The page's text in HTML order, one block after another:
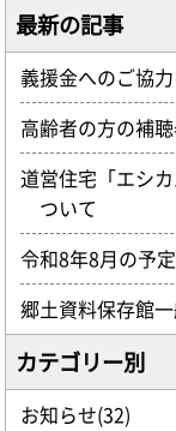
最新の記事
義援金へのご協
高齢者の方の補
道営住宅「エシ
ついて
令和8年8月の予
郷土資料保存館
カテゴリー別
お知らせ(32)